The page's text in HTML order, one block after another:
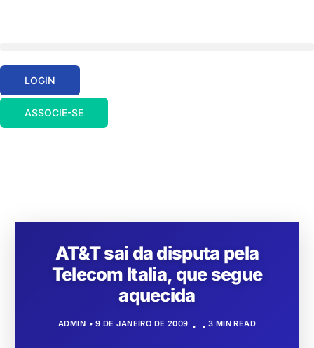
LOGIN
ASSOCIE-SE
AT&T sai da disputa pela
Telecom Italia, que segue
aquecida
ADMIN 9 DE JANEIRO DE 2009 3 MIN READ